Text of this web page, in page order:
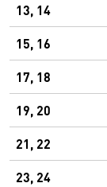
13, 14
15, 16
17, 18
19, 20
21, 22
23, 24